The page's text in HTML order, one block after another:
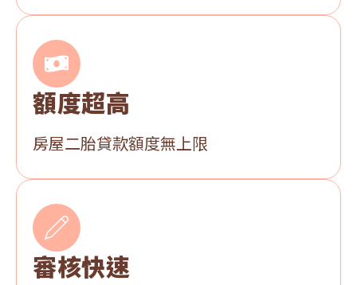
額度超高
房屋二胎貸款額度無上限
審核快速